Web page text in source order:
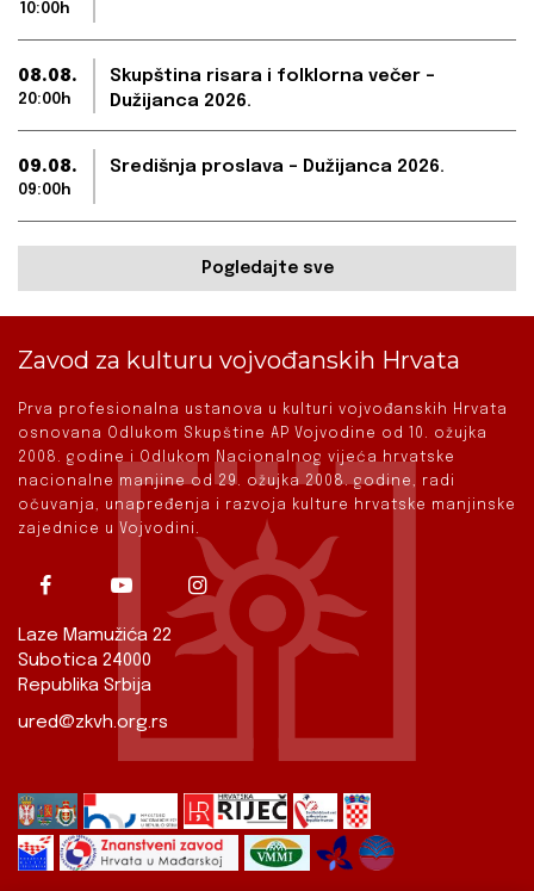
10:00h
08.08.
20:00h
Skupština risara i folklorna večer –
Dužijanca 2026.
09.08.
09:00h
Središnja proslava – Dužijanca 2026.
Pogledajte sve
Zavod za kulturu vojvođanskih Hrvata
Prva profesionalna ustanova u kulturi vojvođanskih Hrvata
osnovana Odlukom Skupštine AP Vojvodine od 10. ožujka
2008. godine i Odlukom Nacionalnog vijeća hrvatske
nacionalne manjine od 29. ožujka 2008. godine, radi
očuvanja, unapređenja i razvoja kulture hrvatske manjinske
zajednice u Vojvodini.
Laze Mamužića 22
Subotica 24000
Republika Srbija
ured@zkvh.org.rs